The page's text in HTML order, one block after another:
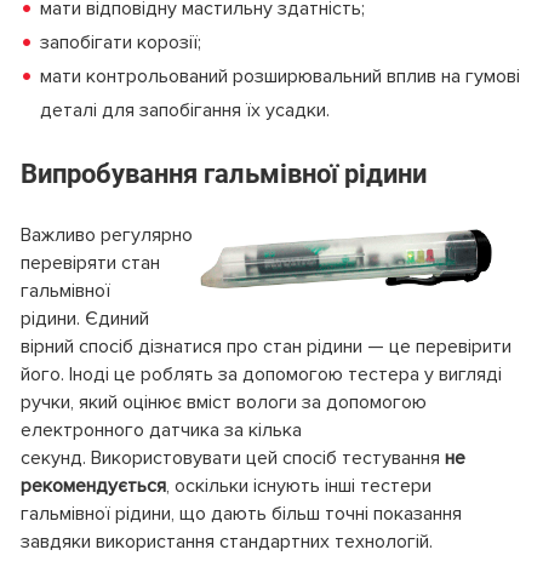
мати відповідну мастильну здатність;
запобігати корозії;
мати контрольований розширювальний вплив на гумові
деталі для запобігання їх усадки.
Випробування гальмівної рідини
Важливо регулярно
перевіряти стан
гальмівної
рідини. Єдиний
вірний спосіб дізнатися про стан рідини — це перевірити
його. Іноді це роблять за допомогою тестера у вигляді
ручки, який оцінює вміст вологи за допомогою
електронного датчика за кілька
секунд. Використовувати цей спосіб тестування не
рекомендується, оскільки існують інші тестери
гальмівної рідини, що дають більш точні показання
завдяки використання стандартних технологій.